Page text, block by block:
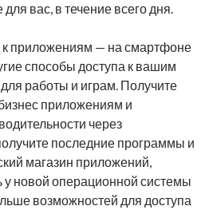
вас, в течение всего дня.
к приложениям — на смартфоне
способы доступа к вашим
работы и играм. Получите
приложениям и
через
последние программы и
магазин приложений,
у новой операционной системы
возможностей для доступа